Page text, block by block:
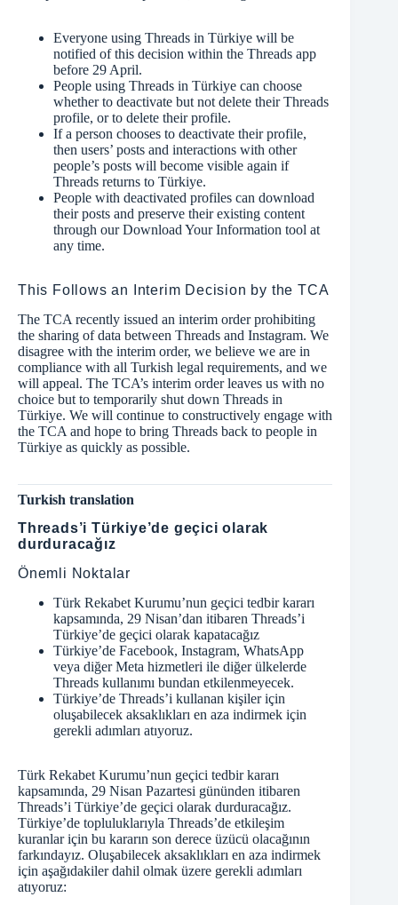
Everyone using Threads in Türkiye will be
notified of this decision within the Threads app
before 29 April.
People using Threads in Türkiye can choose
whether to deactivate but not delete their Threads
profile, or to delete their profile.
If a person chooses to deactivate their profile,
then users’ posts and interactions with other
people’s posts will become visible again if
Threads returns to Türkiye.
People with deactivated profiles can download
their posts and preserve their existing content
through our Download Your Information tool at
any time.
This Follows an Interim Decision by the TCA
The TCA recently issued an interim orderprohibiting
the sharing of data between Threads and Instagram. We
disagree with the interim order, we believe we are in
compliance with all Turkish legal requirements, and we
will appeal. The TCA’s interim order leaves us with no
choice but to temporarily shut down Threads in
Türkiye. We will continue to constructively engage with
the TCA and hope to bring Threads back to people in
Türkiye as quickly as possible.
Turkish translation
Threads’i Türkiye’de geçici olarak
durduracağız
Önemli Noktalar
Türk Rekabet Kurumu’nun geçici tedbir kararı
kapsamında, 29 Nisan’dan itibaren Threads’i
Türkiye’de geçici olarak kapatacağız
Türkiye’de Facebook, Instagram, WhatsApp
veya diğer Meta hizmetleri ile diğer ülkelerde
Threads kullanımı bundan etkilenmeyecek.
Türkiye’de Threads’i kullanan kişiler için
oluşabilecek aksaklıkları en aza indirmek için
gerekli adımları atıyoruz.
Türk Rekabet Kurumu’nun geçici tedbir kararı
kapsamında, 29 Nisan Pazartesi gününden itibaren
Threads’i Türkiye’de geçici olarak durduracağız.
Türkiye’de topluluklarıyla Threads’de etkileşim
kuranlar için bu kararın son derece üzücü olacağının
farkındayız. Oluşabilecek aksaklıkları en aza indirmek
için aşağıdakiler dahil olmak üzere gerekli adımları
atıyoruz: